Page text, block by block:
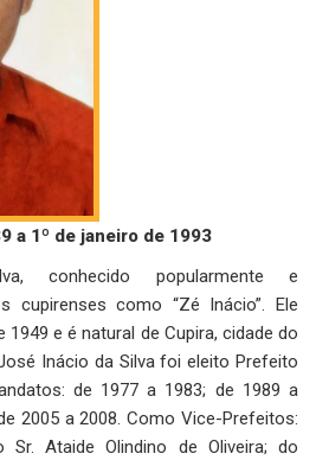
a 1º de janeiro de 1993
conhecido popularmente e
cupirenses como “Zé Inácio”. Ele
e é natural de Cupira, cidade do
Inácio da Silva foi eleito Prefeito
de 1977 a 1983; de 1989 a
2005 a 2008. Como Vice-Prefeitos:
Ataide Olindino de Oliveira; do